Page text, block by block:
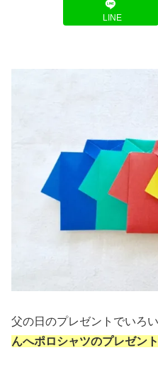
LINE
父の日のプレゼントでいろ
んへポロシャツのプレゼント